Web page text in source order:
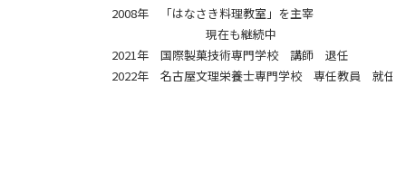
2008年 「はなさき料理教室」を主宰
現在も継続中
2021年 国際製菓技術専門学校 講師 退任
2022年 名古屋文理栄養士専門学校 専任教員 就任